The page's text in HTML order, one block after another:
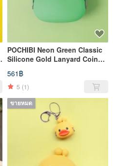
POCHIBI Neon Green Classic
Silicone Gold Lanyard Coin
Purse
561฿
5 (1)
ขายหมด